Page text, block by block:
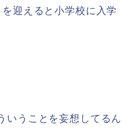
を迎えると小学校に入学
いうことを妄想してるん